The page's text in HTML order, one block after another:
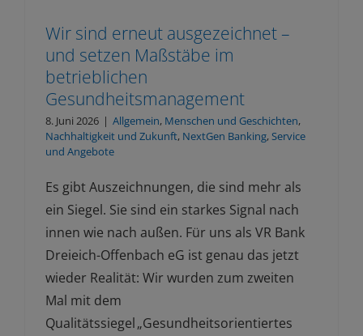
Wir sind erneut ausgezeichnet –
und setzen Maßstäbe im
betrieblichen
Gesundheitsmanagement
8. Juni 2026 | Allgemein, Menschen und Geschichten,
Nachhaltigkeit und Zukunft, NextGen Banking,Service
und Angebote
Es gibt Auszeichnungen, die sind mehr als
ein Siegel. Sie sind ein starkes Signal nach
innen wie nach außen. Für uns als VR Bank
Dreieich-Offenbach eG ist genau das jetzt
wieder Realität: Wir wurden zum zweiten
Mal mit dem
Qualitätssiegel „Gesundheitsorientiertes